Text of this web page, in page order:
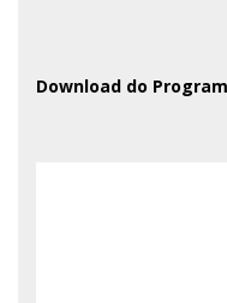
Download do